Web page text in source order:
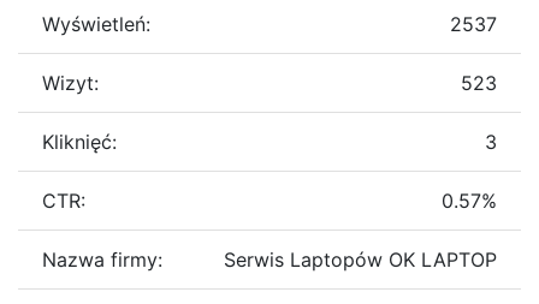
Wyświetleń: 2537
Wizyt: 523
Kliknięć: 3
CTR: 0.57%
Nazwa firmy: Serwis Laptopów OK LAPTOP